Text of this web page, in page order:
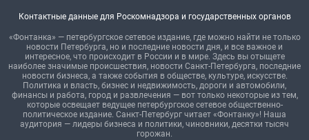
Контактные данные для Роскомнадзора и государственных органов
«Фонтанка» — петербургское сетевое издание, где можно найти не только
новости Петербурга, но и последние новости дня, и все важное и
интересное, что происходит в России и в мире. Здесь вы отыщете
наиболее значимые происшествия, новости Санкт-Петербурга, последние
новости бизнеса, а также события в обществе, культуре, искусстве.
Политика и власть, бизнес и недвижимость, дороги и автомобили,
финансы и работа, город и развлечения — вот только некоторые из тем,
которые освещает ведущее петербургское сетевое общественно-
политическое издание. Санкт-Петербург читает «Фонтанку»! Наша
аудитория — лидеры бизнеса и политики, чиновники, десятки тысяч
горожан.